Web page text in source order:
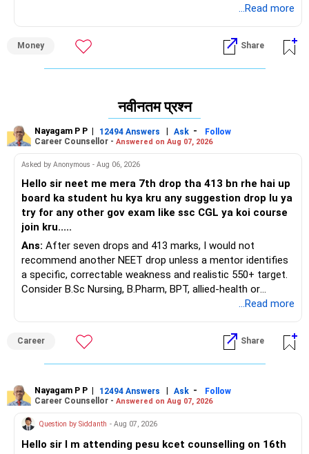
FY24/FY25 के लिए 47-49mmt/>50mt का उत्पादन मार्गदर्शन।
स्टील प्लांट ने H2FY24 में लौह अयस्क की बिक्री मात्रा वृद्धि के दृष्टिकोण में
और सुधार किया है। दीर्घकालिक मात्रा
अगले पांच वर्षों में एनएमडीसी के लौह अयस्क उत्पादन को 100 मिलियन टन
(अंतर्राष्ट्रीय स्तर पर सुधार को दर्शाती है
लौह अयस्क की कीमतें) और परिचालन उत्तोलन का लाभ मार्जिन के लिए अच्छा
संकेत है। हम एनएमडीसी से ऐसी अपेक्षा करते हैं
FY25E/FY26E EV/EBITDA का मूल्यांकन है
आकर्षक और स्टॉक 5-6% की स्वस्थ लाभांश उपज प्रदान करता है।
अस्वीकरण: प्रतिभूतियों में निवेश बाजार जोखिमों के अधीन है। निवेश करने से
पहले सभी संबंधित दस्तावेजों को ध्यान से पढ़ें। कृपया कोई भी निर्णय लेने से
पहले अपने नियुक्त/भुगतान किए गए वित्तीय सलाहकार से परामर्श लें। उद्धृत
प्रतिभूतियाँ केवल उदाहरण के लिए हैं और अनुशंसात्मक नहीं हैं। सेबी द्वारा
दिया गया पंजीकरण, बीएएसएल की सदस्यता और एनआईएसएम से प्रमाणन
किसी भी तरह से मध्यस्थ के प्रदर्शन की गारंटी नहीं देता है या निवेशकों को
रिटर्न का कोई आश्वासन नहीं देता है।
...Read more
Money Share
नवीनतम प्रश्न
Nayagam P P | 12494 Answers | Ask -
Follow
Career Counsellor - Answered on Aug 07, 2026
Asked by Anonymous - Aug 06, 2026
Hello sir neet me mera 7th drop tha 413 bn rhe hai up
board ka student hu kya kru any suggestion drop lu ya
try for any other gov exam like ssc CGL ya koi course
join kru.....
Ans: After seven drops and 413 marks, I would not
recommend another NEET drop unless a mentor identifies
a specific, correctable weakness and realistic 550+ target.
Consider B.Sc Nursing, B.Pharm, BPT, allied-health or
biotechnology for professional entry. SSC CGL requires
an indefinite attempt. Aapke Ujjwal Aur Samruddh
Bhavishya Ke Liye Dher Saari Shubhkaamnayein!
Baare Mein Aur Jaankari Paaiye.
...Read more
Career Share
Nayagam P P | 12494 Answers | Ask -
Follow
Career Counsellor - Answered on Aug 07, 2026
Question by Siddanth - Aug 07, 2026
Hello sir I m attending pesu kcet counselling on 16th